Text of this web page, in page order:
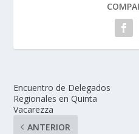
Encuentro de Delegados
Regionales en Quinta
Vacarezza
ANTERIOR